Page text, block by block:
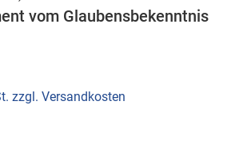
vom Glaubensbekenntnis
zzgl. Versandkosten